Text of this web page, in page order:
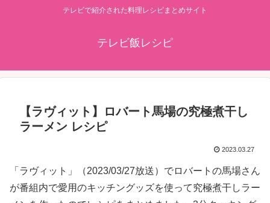
テレビで紹介された料理レシピまとめサイト
テレビ飯レシピ
【ラヴィット】ロバート馬場の究極煮干し
ラーメン レシピ
2023.03.27
「ラヴィット」（2023/03/27放送）でロバートの馬場さん
が番組内で愛用のキッチングッズを使って究極煮干しラー